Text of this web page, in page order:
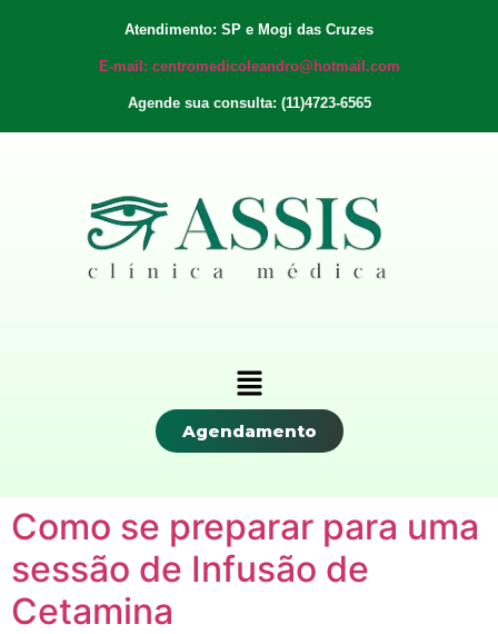
Atendimento: SP e Mogi das Cruzes
E-mail: centromedicoleandro@hotmail.com
Agende sua consulta: (11)4723-6565
Agendamento
Como se preparar para uma
sessão de Infusão de
Cetamina